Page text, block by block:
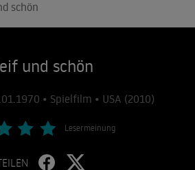
schön
und schön
• Spielfilm • USA (2010)
Lesermeinung